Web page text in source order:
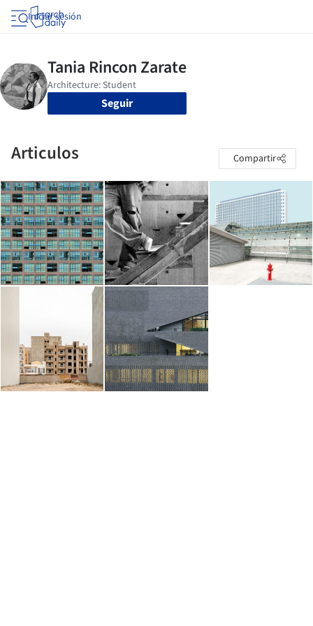
Iniciar sesión
Seguir
Articulos Compartir